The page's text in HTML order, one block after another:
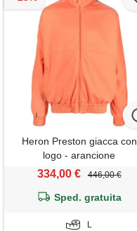
Heron Preston giacca con
logo - arancione
334,00 € 446,00 €
Sped. gratuita
L